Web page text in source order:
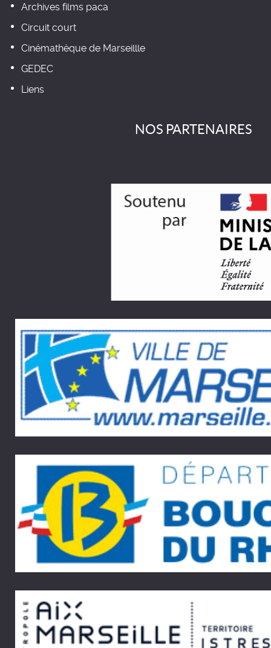
Archives films paca
Circuit court
Cinémathèque de Marseillle
GEDEC
Liens
NOS PARTENAIRES